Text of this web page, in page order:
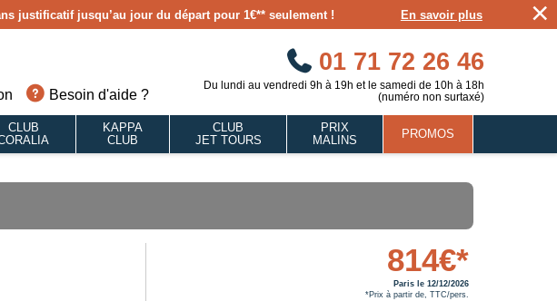
justificatif jusqu’au jour du départ pour 1€** seulement ! En savoir plus ×
Besoin d'aide ?
01 71 72 26 46
Du lundi au vendredi 9h à 19h et le samedi de 10h à 18h
(numéro non surtaxé)
CLUB
KAPPA
CLUB
CLUB
JET TOURS
PRIX
MALINS
PROMOS
814€*
Paris le 12/12/2026
*Prix à partir de, TTC/pers.